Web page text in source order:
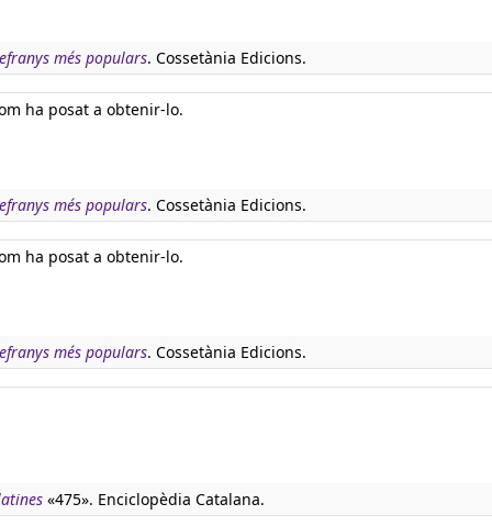
més populars. Cossetània Edicions.
ha posat a obtenir-lo.
més populars. Cossetània Edicions.
ha posat a obtenir-lo.
més populars. Cossetània Edicions.
«475». Enciclopèdia Catalana.